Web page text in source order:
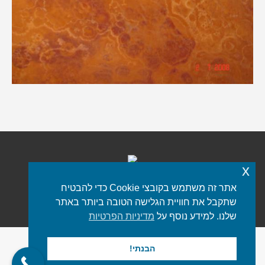
כל הזכויות שמורות © 2021 iStone
פורטל שיש
תפריט תחתון
אתר זה משתמש בקובצי Cookie כדי להבטיח
שתקבל את חוויית הגלישה הטובה ביותר באתר
שלנו. למידע נוסף על מדיניות הפרטיות
הבנתי!
x